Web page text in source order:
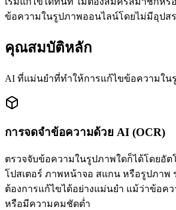
ข้อความในรูปภาพออนไลน์โดยไม่มีอุปส
คุณสมบัติหลัก
AI ที่แม่นยำที่ทำให้การแก้ไขข้อความในรู
การจดจำข้อความด้วย AI (OCR)
ตรวจจับข้อความในรูปภาพใดก็ได้โดยอัต
โปสเตอร์ ภาพหน้าจอ สแกน หรือรูปภาพ
ต้องการแก้ไขได้อย่างแม่นยำ แม้ว่าข้อค
หรือมีความคมชัดต่ำ